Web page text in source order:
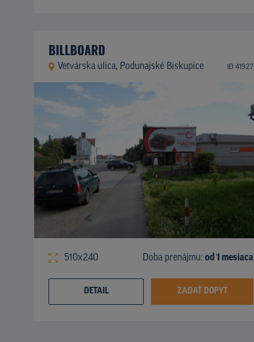
BILLBOARD
Vetvárska ulica, Podunajské Biskupice ID 41927
510x240 Doba prenájmu: od 1 mesiaca
DETAIL ZADAŤ DOPYT